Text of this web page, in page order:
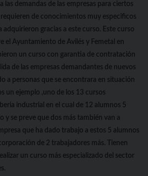
las demandas de las empresas para ciertos
de conocimientos muy especificos
adquirieron gracias a este curso. Este curso
el Ayuntamiento de Avilés y Femetal en
un curso con garantia de contratación
de las empresas demandantes de nuevos
a personas que se encontrara en situación
un ejemplo ,uno de los 13 cursos
industrial en el cual de 12 alumnos 5
y se preve que dos más también van a
que ha dado trabajo a estos 5 alumnos
de 2 trabajadores más. Tienen
un curso más especializado del sector